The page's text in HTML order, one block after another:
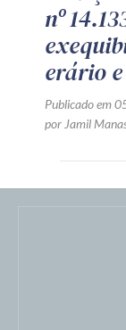
nº
erário
Publicado em
por Jamil